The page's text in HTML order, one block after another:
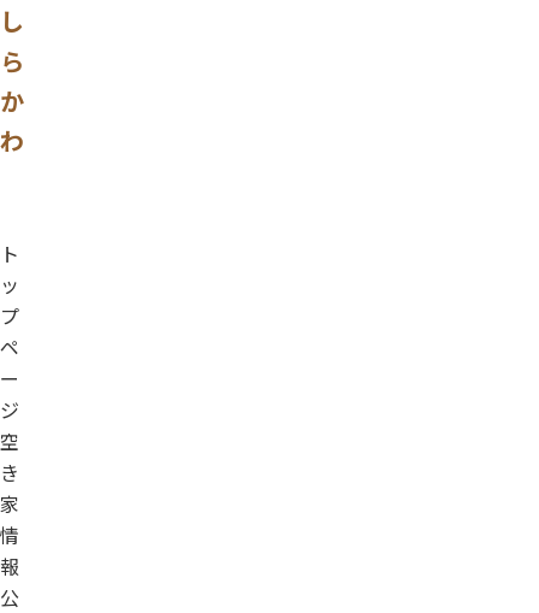
し
ら
か
わ
ト
ッ
プ
ペ
ー
ジ
空
き
家
情
報
公